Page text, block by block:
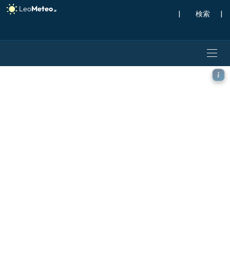
| |
GFS モデル - ギリシャ, 風